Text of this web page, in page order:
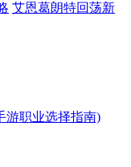
艾恩葛朗特回荡新
游职业选择指南)